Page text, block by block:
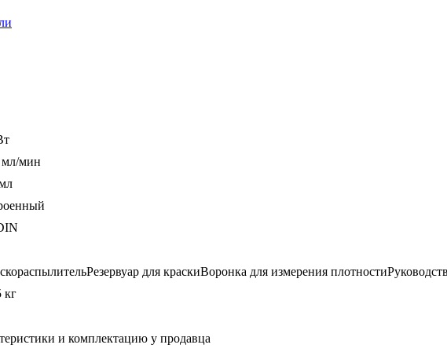
мл/мин
для краскиВоронка для измерения
кг
и комплектацию у продавца